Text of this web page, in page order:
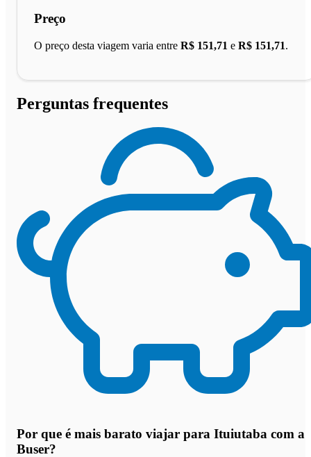
Preço
O preço desta viagem varia entre R$ 151,71 e R$ 151,71.
Perguntas frequentes
Por que é mais barato viajar para Ituiutaba com a
Buser?